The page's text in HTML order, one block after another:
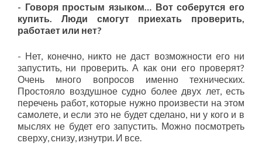
- Говоря простым языком… Вот соберутся его
купить. Люди смогут приехать проверить,
работает или нет?
- Нет, конечно, никто не даст возможности его ни
запустить, ни проверить. А как они его проверят?
Очень много вопросов именно технических.
Простояло воздушное судно более двух лет, есть
перечень работ, которые нужно произвести на этом
самолете, и если это не будет сделано, ни у кого и в
мыслях не будет его запустить. Можно посмотреть
сверху, снизу, изнутри. И все.